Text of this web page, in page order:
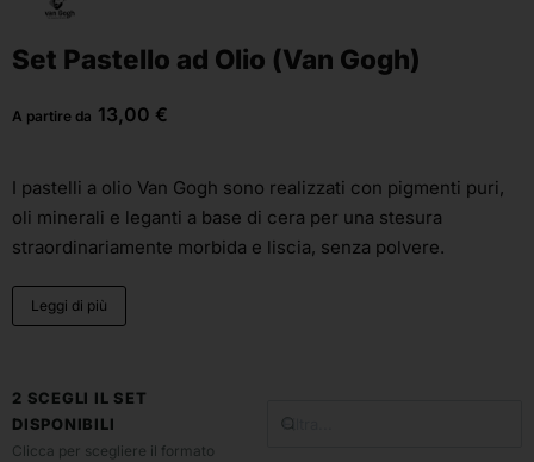
Set Pastello ad Olio (Van Gogh)
A partire da 13,00 €
I pastelli a olio Van Gogh sono realizzati con pigmenti puri,
oli minerali e leganti a base di cera per una stesura
straordinariamente morbida e liscia, senza polvere.
Leggi di più
2 SCEGLI IL SET
DISPONIBILI
Clicca per scegliere il formato